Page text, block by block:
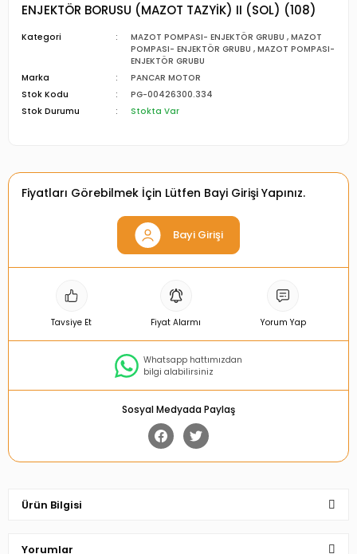
ENJEKTÖR BORUSU (MAZOT TAZYİK) II (SOL) (108)
Kategori MAZOT POMPASI- ENJEKTÖR GRUBU ,MAZOT
POMPASI- ENJEKTÖR GRUBU ,MAZOT POMPASI-
ENJEKTÖR GRUBU
Marka
PANCAR MOTOR
Stok Kodu
PG-00426300.334
Stok Durumu
Stokta Var
Fiyatları Görebilmek İçin Lütfen Bayi Girişi Yapınız.
Bayi Girişi
Tavsiye Et Fiyat Alarmı Yorum Yap
Whatsapp hattımızdan
bilgi alabilirsiniz
Sosyal Medyada Paylaş
Ürün Bilgisi
Yorumlar